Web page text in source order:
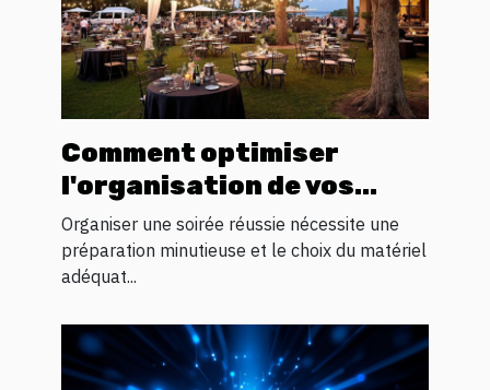
Comment optimiser
l'organisation de vos
soirées avec la location
de matériel ?
Organiser une soirée réussie nécessite une
préparation minutieuse et le choix du matériel
adéquat...